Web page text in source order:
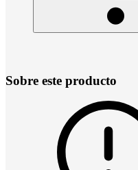
Sobre este producto